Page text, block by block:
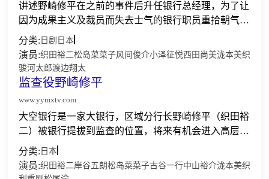
讲述野崎修平在之前的事件后升任银行总经理，为了让
因为成果主义及裁员而失去士气的银行职员重拾朝气，
成为对社会有贡献的银行，他和上作已登场，为人不择
手段，已升为常务的立川祥子，及融资部的石原俊之合
作进行改...
分类: 日剧 日本
演员:织田裕二松岛菜菜子风间俊介小泽征悦西田尚美泷本美织
骏河太郎渡边翔太
监查役野崎修平
www.yymxtv.com
大空银行是一家大银行，区域分行长野崎修平（织田裕
二）被银行提拔到监査的位置，将来有机会进入高层。
而他现在的工作，就是找出银行内各种不正当行为。他
所面对的是，银行行长京极雅彦（古谷一行），京极的
得力助手...
分类: 日本
演员:织田裕二岸谷五朗松岛菜菜子古谷一行中山裕介泷本美织